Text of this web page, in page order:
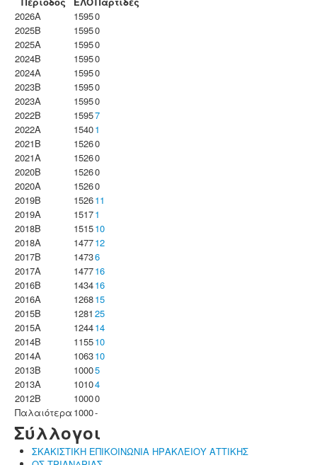
2026A
15950
2025B
15950
2025A
15950
2024B
15950
2024A
15950
2023B
15950
2023Α
15950
2022B
15957
2022A
15401
2021B
15260
2021A
15260
2020B
15260
2020A
15260
2019B
152611
2019A
15171
2018B
151510
2018A
147712
2017B
14736
2017A
147716
2016B
143416
2016A
126815
2015B
1281 25
2015A
124414
2014B
115510
2014A
106310
2013B
10005
2013A
10104
2012B
10000
Παλαιότερα 1000-
Σύλλογοι
ΣΚΑΚΙΣΤΙΚΗ ΕΠΙΚΟΙΝΩΝΙΑ ΗΡΑΚΛΕΙΟΥ ΑΤΤΙΚΗΣ